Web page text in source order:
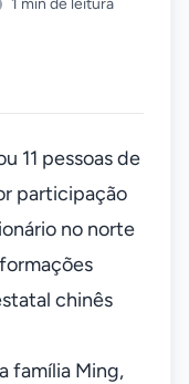
11 pessoas de
participação
no norte
chinês
família Ming,